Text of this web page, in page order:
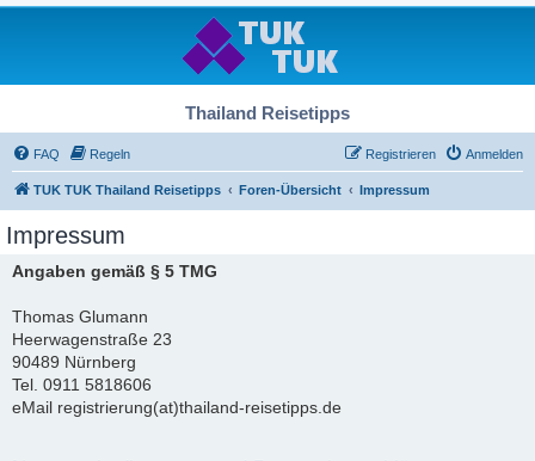
Thailand Reisetipps
FAQ Regeln Anmelden
Registrieren
TUK TUK Thailand Reisetipps Foren-Übersicht Impressum
Impressum
Angaben gemäß § 5 TMG
Thomas Glumann
Heerwagenstraße 23
90489 Nürnberg
Tel. 0911 5818606
eMail registrierung(at)thailand-reisetipps.de